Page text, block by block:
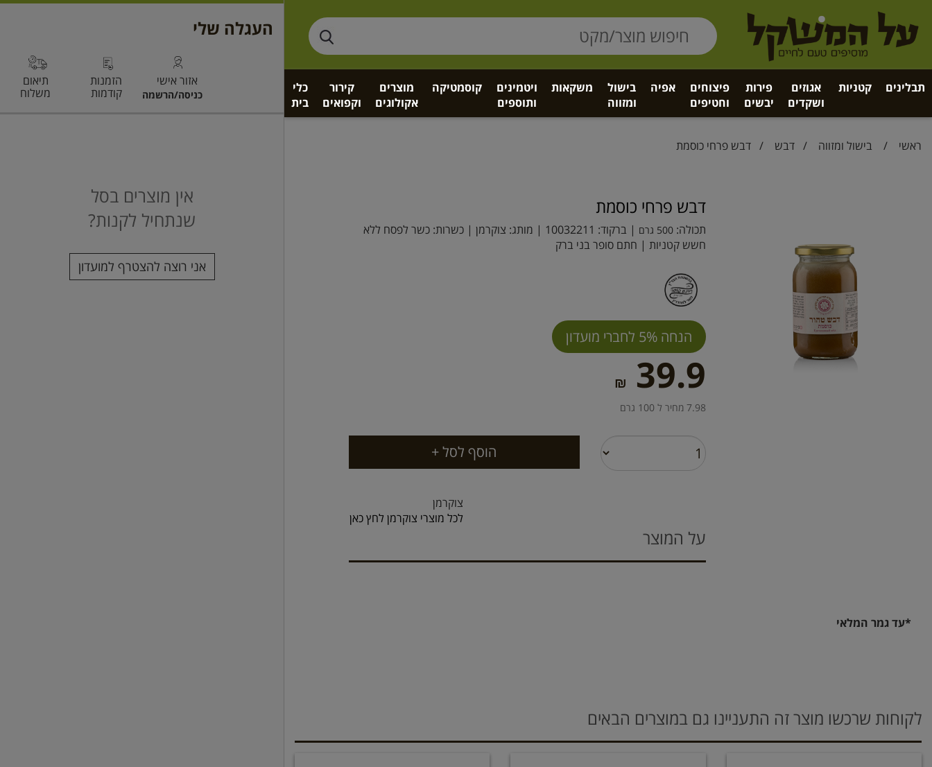
תבלינים קטניות
אגוזים
ושקדים
פירות
יבשים
פיצוחים
וחטיפים
אפיה
בישול
ומזווה
משקאות
ויטמינים
ותוספים
קוסמטיקה
מוצרים
אקולוגים
קירור
וקפואים
כלי
בית
ראשי / בישול ומזווה / דבש / דבש פרחי כוסמת
דבש פרחי כוסמת
תכולה:500 גרם | ברקוד: 10032211 | מותג: צוקרמן | כשרות: כשר לפסח ללא
חשש קטניות | חתם סופר בני ברק
הנחה 5% לחברי מועדון
39.9
₪
7.98 מחיר ל 100 גרם
צוקרמן
לכל מוצרי צוקרמן לחץ כאן
על המוצר
*עד גמר המלאי
לקוחות שרכשו מוצר זה התעניינו גם במוצרים הבאים